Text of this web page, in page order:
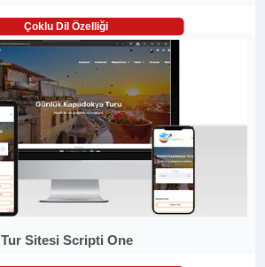
Çoklu Dil Özelliği
Tur Sitesi Scripti One